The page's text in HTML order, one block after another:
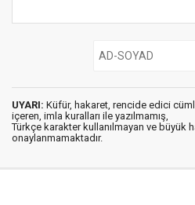
UYARI: Küfür, hakaret, rencide edici
içeren, imla kuralları ile yazılmamış,
Türkçe karakter kullanılmayan ve büyük
onaylanmamaktadır.